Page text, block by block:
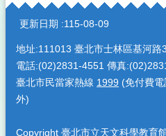
:::
更新日期 115-08-09
地址:111013 臺北市士林區基河路
電話:(02)2831-4551 傳真
臺北市民當家熱線 1999 (免付費
外)
Copyright 臺北市立天文科學教育